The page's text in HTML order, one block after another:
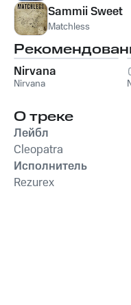
Sammii Sweet
Matchless
Nirvana
Nirvana
О треке
Лейбл
Cleopatra
Исполнитель
Rezurex